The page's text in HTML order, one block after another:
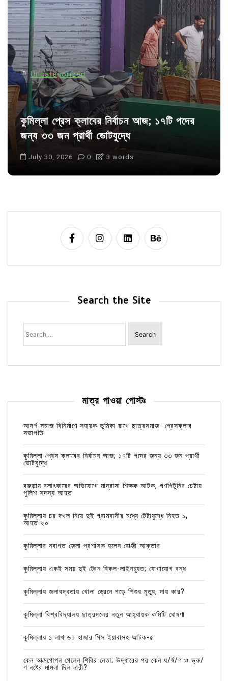
t
i
o
n
In Uncategorized
কুমিল্লা প্রেস ক্লাবের নির্বাচন আজ; ১৭টি পদের
জন্য ৩৩ জন প্রার্থী ভোটযুদ্ধে
July 30, 2026 0 3 words
Search the Site
Search
for:
মাত্র পাওয়া পোস্টঃ
আদর্শ সমাজ বিনির্মাণে সহায়ক ভুমিকা রাখে ছাত্রসমাজ- প্রেসক্লাব
সভাপতি
কুমিল্লা প্রেস ক্লাবের নির্বাচন আজ; ১৭টি পদের জন্য ৩৩ জন প্রার্থী
ভোটযুদ্ধে
বরুড়ায় বলাৎকারের অভিযোগে মাদ্রাসা শিক্ষক আটক, গণপিটুনির চেষ্টায়
পুলিশ সদস্য আহত
কুমিল্লায় চর দখল নিয়ে দুই গ্রামবাসীর মধ্যে টেটাযুদ্ধে নিহত ১,
আহত ২০
কুমিল্লার নবাগত জেলা প্রশাসক হলেন রোজী আক্তার
কুমিল্লায় একই সময় দুই ট্রেন বিকল-লাইনচ্যুত; যোগাযোগ বন্ধ
কুমিল্লায় জলাবদ্ধতায় খোলা ড্রেনে পড়ে শিশুর মৃত্যু, দায় কার?
কুমিল্লা বিশ্ববিদ্যালয় ছাত্রদলের নতুন আহ্বায়ক কমিটি ঘোষণা
কুমিল্লায় ১ লাখ ৬০ হাজার পিস ইয়াবাসহ আটক-৫
কেন আত্মগোপন গেলেন শিবির নেতা; উদ্ধারের পর কেন ধ/র্ষ/ণ ও ভ্রু/
ণ নষ্টের মামলা দিল নারী?